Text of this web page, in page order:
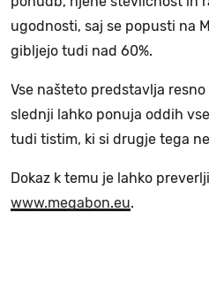
ugodnosti, saj se popusti na
gibljejo tudi nad 60%.
Vse našteto predstavlja
slednji lahko ponuja oddih
tudi tistim, ki si drugje tega
Dokaz k temu je lahko
www.megabon.eu.